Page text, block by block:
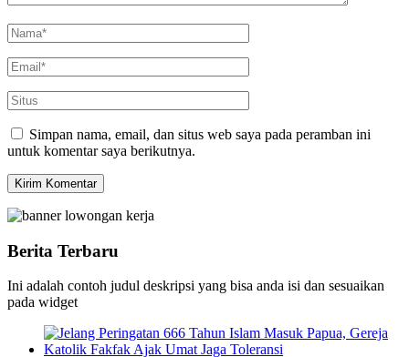
Simpan nama, email, dan situs web saya pada peramban ini
untuk komentar saya berikutnya.
Berita Terbaru
Ini adalah contoh judul deskripsi yang bisa anda isi dan sesuaikan
pada widget